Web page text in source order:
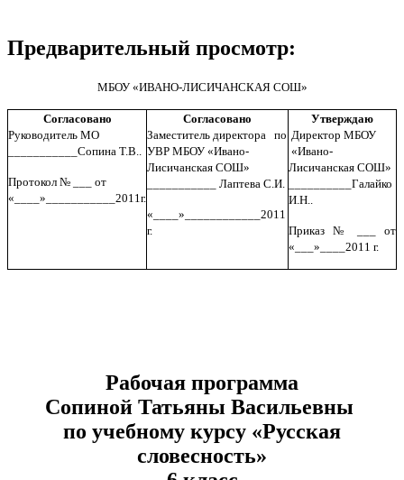
Предварительный просмотр:
МБОУ «ИВАНО-ЛИСИЧАНСКАЯ СОШ»
Согласовано
Руководитель МО
___________Сопина Т.В..
Протокол № ___ от
«____»___________2011г.
Согласовано
Заместитель директора по
УВР МБОУ «Ивано-
Лисичанская СОШ»
___________ Лаптева С.И.
«____»____________2011
г.
Утверждаю
Директор МБОУ
«Ивано-
Лисичанская СОШ»
__________Галайко
И.Н..
Приказ № ___ от
«___»____2011 г.
Рабочая программа
Сопиной Татьяны Васильевны
по учебному курсу «Русская
словесность»